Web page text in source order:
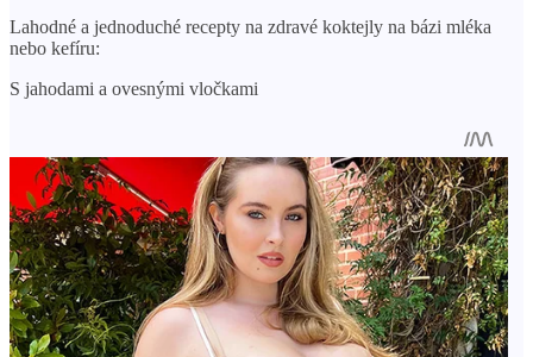
Lahodné a jednoduché recepty na zdravé koktejly na bázi mléka
nebo kefíru:
S jahodami a ovesnými vločkami